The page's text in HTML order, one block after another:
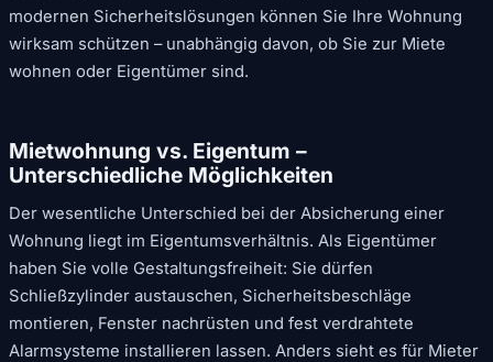
modernen Sicherheitslösungen können Sie Ihre Wohnung
wirksam schützen – unabhängig davon, ob Sie zur Miete
wohnen oder Eigentümer sind.
Mietwohnung vs. Eigentum –
Unterschiedliche Möglichkeiten
Der wesentliche Unterschied bei der Absicherung einer
Wohnung liegt im Eigentumsverhältnis. Als Eigentümer
haben Sie volle Gestaltungsfreiheit: Sie dürfen
Schließzylinder austauschen, Sicherheitsbeschläge
montieren, Fenster nachrüsten und fest verdrahtete
Alarmsysteme installieren lassen. Anders sieht es für Mieter